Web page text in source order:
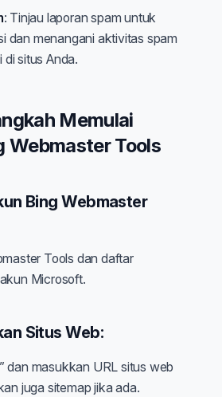
: Tinjau laporan spam untuk
dan menangani aktivitas spam
situs Anda.
Memulai
Webmaster Tools
Bing Webmaster
Tools dan daftar
Microsoft.
Situs Web:
dan masukkan URL situs web
juga sitemap jika ada.